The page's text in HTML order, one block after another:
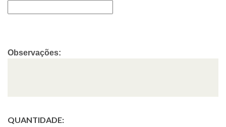
Observações:
QUANTIDADE: